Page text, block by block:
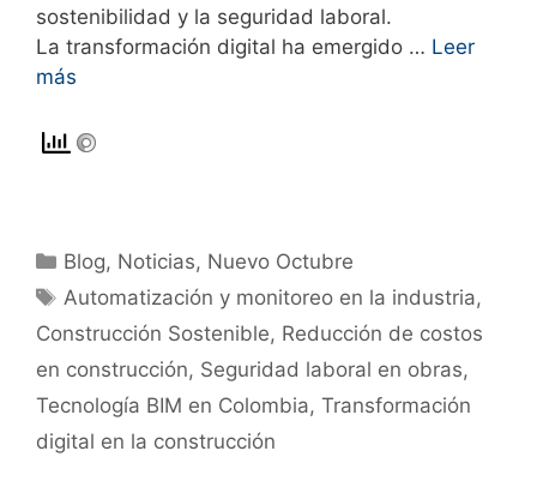
sostenibilidad y la seguridad laboral.
La transformación digital ha emergido … Leer
más
Blog, Noticias, Nuevo Octubre
Automatización y monitoreo en la industria,
Construcción Sostenible, Reducción de costos
en construcción, Seguridad laboral en obras,
Tecnología BIM en Colombia, Transformación
digital en la construcción